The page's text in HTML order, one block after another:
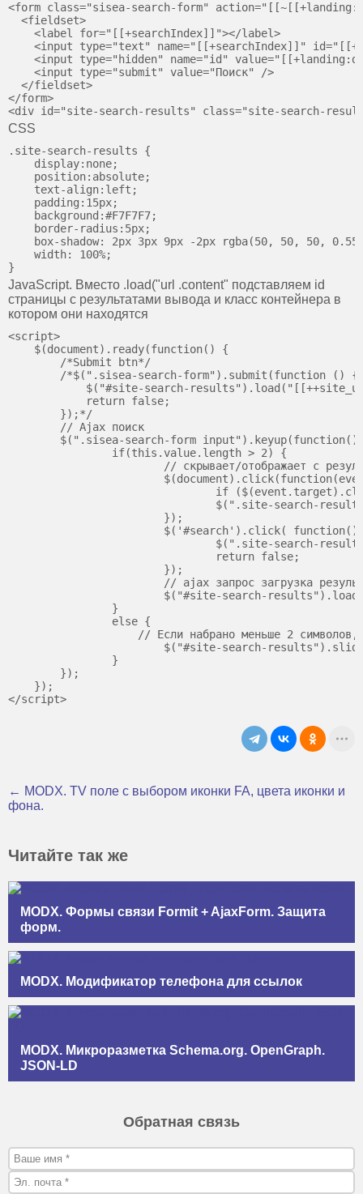
<form class="sisea-search-form"
  <fieldset>
    <label for="[[+searchIndex]]"></label>
<input type="text" name="[[+searchIndex]]"
<input type="hidden" name="id"
    <input type="submit" value="Поиск" />
  </fieldset>
</form>
CSS
.site-search-results {
    display:none;
    position:absolute;
    text-align:left;
    padding:15px;
    background:#F7F7F7;
    border-radius:5px;
box-shadow: 2px 3px 9px -2px rgba(50, 50, 50,
    width: 100%;
JavaScript. Вместо .load("url .content" подставляем id
страницы с результатами вывода и класс контейнера в
котором они находятся
<script>
    $(document).ready(function() {
        /*Submit btn*/
            return false;
    });
← MODX. TV поле с выбором иконки FA, цвета иконки и
фона.
Читайте так же
MODX. Формы связи Formit + AjaxForm. Защита
форм.
MODX. Модификатор телефона для ссылок
MODX. Микроразметка Schema.org. OpenGraph.
JSON-LD
Обратная связь